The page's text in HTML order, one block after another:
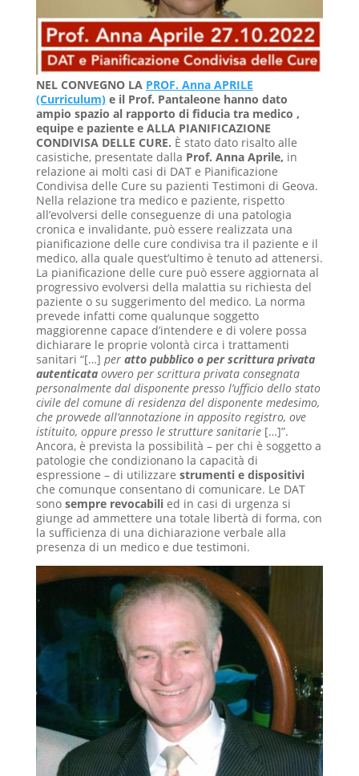
NEL CONVEGNO LA PROF. Anna APRILE
(Curriculum)e il Prof. Pantaleone hanno dato
ampio spazio al rapporto di fiducia tra medico ,
equipe e paziente e ALLA PIANIFICAZIONE
CONDIVISA DELLE CURE. È stato dato risalto alle
casistiche, presentate dalla Prof. Anna Aprile, in
relazione ai molti casi di DAT e Pianificazione
Condivisa delle Cure su pazienti Testimoni di Geova.
Nella relazione tra medico e paziente, rispetto
all’evolversi delle conseguenze di una patologia
cronica e invalidante, può essere realizzata una
pianificazione delle cure condivisa tra il paziente e il
medico, alla quale quest’ultimo è tenuto ad attenersi.
La pianificazione delle cure può essere aggiornata al
progressivo evolversi della malattia su richiesta del
paziente o su suggerimento del medico. La norma
prevede infatti come qualunque soggetto
maggiorenne capace d’intendere e di volere possa
dichiarare le proprie volontà circa i trattamenti
sanitari “[…] per atto pubblico o per scrittura privata
autenticataovvero per scrittura privata consegnata
personalmente dal disponente presso l’ufficio dello stato
civile del comune di residenza del disponente medesimo,
che provvede all’annotazione in apposito registro, ove
istituito, oppure presso le strutture sanitarie[…]”.
Ancora, è prevista la possibilità – per chi è soggetto a
patologie che condizionano la capacità di
espressione – di utilizzare strumenti e dispositivi
che comunque consentano di comunicare. Le DAT
sono sempre revocabilied in casi di urgenza si
giunge ad ammettere una totale libertà di forma, con
la sufficienza di una dichiarazione verbale alla
presenza di un medico e due testimoni.